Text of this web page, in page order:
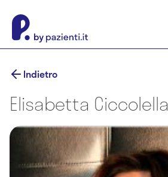
Indietro
Elisabetta Ciccolella